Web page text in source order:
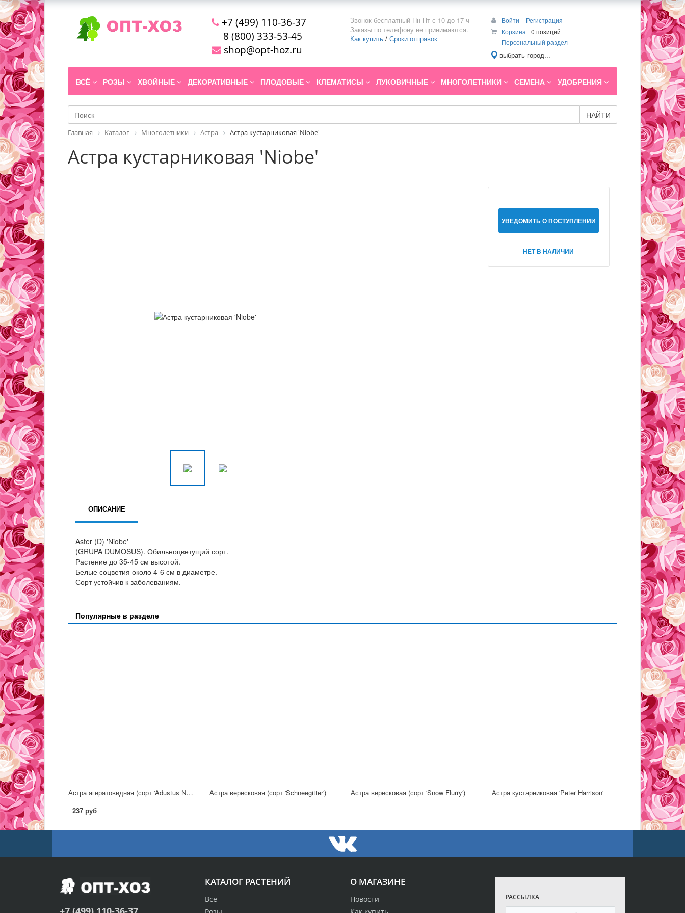
+7 (499) 110-36-37
8 (800) 333-53-45
shop@opt-hoz.ru
Звонок бесплатный Пн-Пт с 10 до 17 ч
Заказы по телефону не принимаются.
Как купить / Сроки отправок
Войти
Регистрация
Корзина
0 позиций
Персональный раздел
выбрать город...
ВСЁ РОЗЫ ХВОЙНЫЕ ДЕКОРАТИВНЫЕ ПЛОДОВЫЕ КЛЕМАТИСЫ ЛУКОВИЧНЫЕ МНОГОЛЕТНИКИ СЕМЕНА УДОБРЕНИЯ
НАЙТИ
Главная Каталог Многолетники Астра Астра кустарниковая 'Niobe'
Астра кустарниковая 'Niobe'
УВЕДОМИТЬ О ПОСТУПЛЕНИИ
НЕТ В НАЛИЧИИ
ОПИСАНИЕ
Aster (D) 'Niobe'
(GRUPA DUMOSUS). Обильноцветущий сорт.
Растение до 35-45 см высотой.
Белые соцветия около 4-6 см в диаметре.
Сорт устойчив к заболеваниям.
Популярные в разделе
Астра агератовидная (сорт 'Adustus Nanus')
237 руб
Астра вересковая (сорт 'Schneegitter') Астра вересковая (сорт 'Snow Flurry') Астра кустарниковая 'Peter Harrison'
О МАГАЗИНЕ
Новости
КАТАЛОГ РАСТЕНИЙ
Всё
РАССЫЛКА